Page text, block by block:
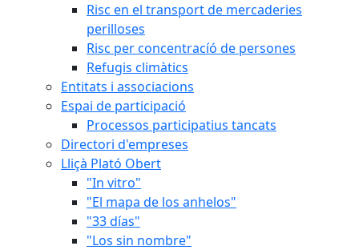
Risc en el transport de mercaderies
perilloses
Risc per concentracíó de persones
Refugis climàtics
Entitats i associacions
Espai de participació
Processos participatius tancats
Directori d'empreses
Lliçà Plató Obert
"In vitro"
"El mapa de los anhelos"
"33 días"
"Los sin nombre"